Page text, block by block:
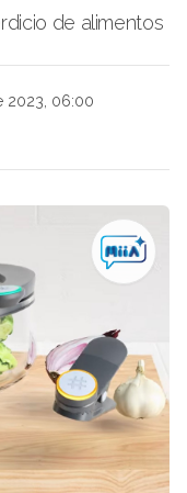
de alimentos
2023, 06:00